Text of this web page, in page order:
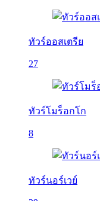
ทัวร์ออสเตรีย
27
ทัวร์โมร็อกโก
8
ทัวร์นอร์เวย์